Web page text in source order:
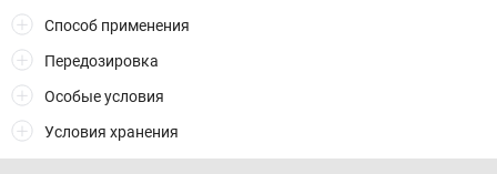
Способ применения
Передозировка
Особые условия
Условия хранения